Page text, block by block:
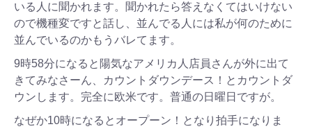
いる人に聞かれます。聞かれたら答えなくてはいけない
ので機種変ですと話し、並んでる人には私が何のために
並んでいるのかもうバレてます。
9時58分になると陽気なアメリカ人店員さんが外に出て
きてみなさーん、カウントダウンデース！とカウントダ
ウンします。完全に欧米です。普通の日曜日ですが。
なぜか10時になるとオープーン！となり拍手になりま